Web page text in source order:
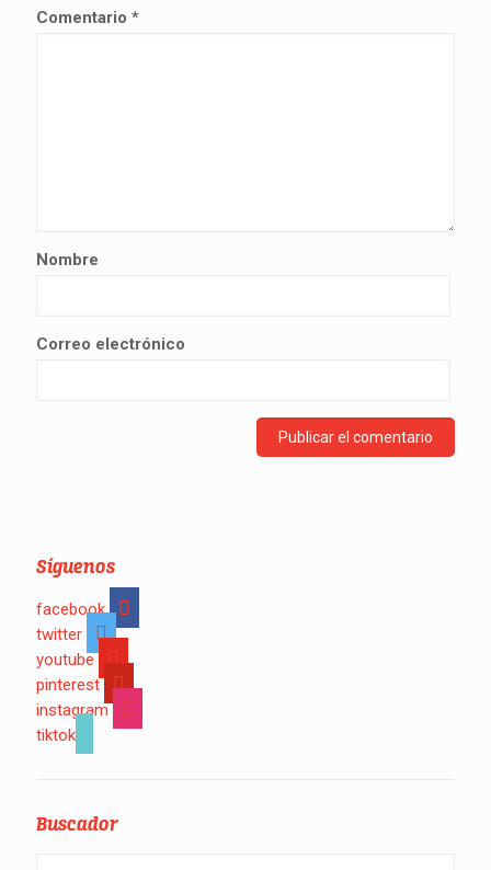
Comentario *
Nombre
Correo electrónico
Síguenos
facebook
twitter
youtube
pinterest
instagram
tiktok
Buscador